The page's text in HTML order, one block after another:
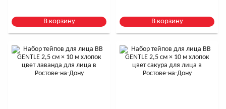
В корзину В корзину